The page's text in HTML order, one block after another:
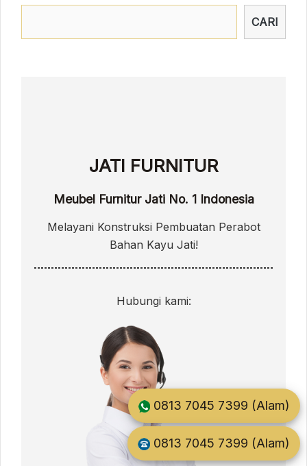
CARI
JATI FURNITUR
Meubel Furnitur Jati No. 1 Indonesia
Melayani Konstruksi Pembuatan Perabot
Bahan Kayu Jati!
Hubungi kami:
0813 7045 7399 (Alam)
0813 7045 7399 (Alam)